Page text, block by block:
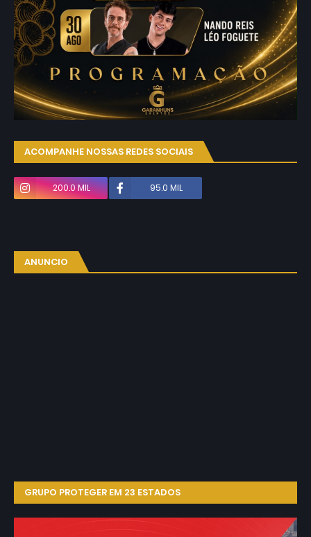
ACOMPANHE NOSSAS REDES SOCIAIS
200.0 MIL 95.0 MIL
ANUNCIO
GRUPO PROTEGER EM 23 ESTADOS